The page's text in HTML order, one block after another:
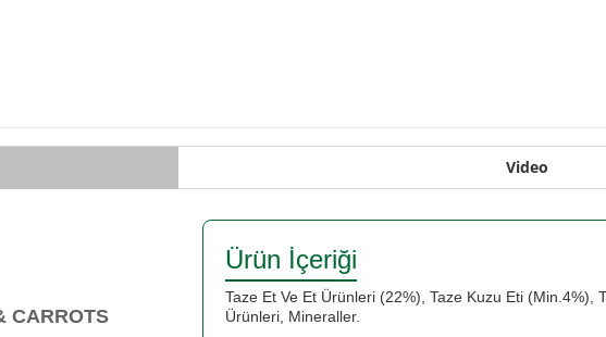
Video
CARROTS
Ürün İçeriği
Taze Et Ve Et Ürünleri (22%), Taze Kuzu Eti (Min.4%),
Ürünleri, Mineraller.